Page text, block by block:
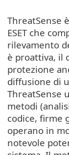
ThreatSense
ESET che
rilevamento
è proattiva, il
protezione
diffusione di
ThreatSense
metodi
codice, firme
operano in
notevole